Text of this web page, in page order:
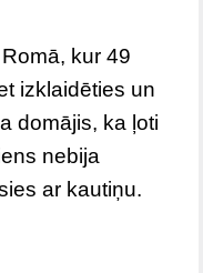
kur 49
izklaidēties un
domājis, ka ļoti
nebija
ar kautiņu.